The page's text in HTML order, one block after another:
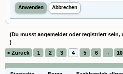
(Du musst angemeldet oder registriert sein,
)
< Zurück
1 2 3 4 5 6 → 10